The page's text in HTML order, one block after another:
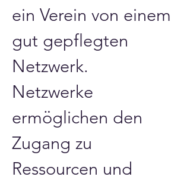
ein Verein von einem
gut gepflegten
Netzwerk.
Netzwerke
ermöglichen den
Zugang zu
Ressourcen und